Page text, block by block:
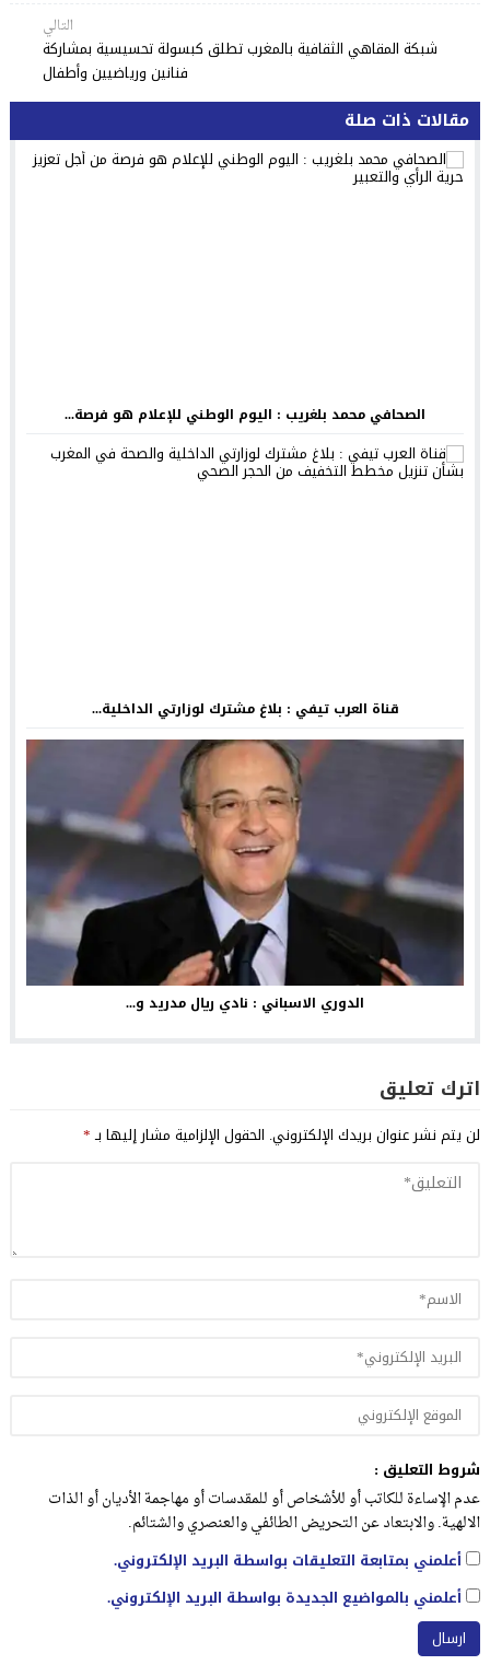
التالي
شبكة المقاهي الثقافية بالمغرب تطلق كبسولة تحسيسية بمشاركة
فنانين ورياضيين وأطفال
مقالات ذات صلة
الصحافي محمد بلغريب : اليوم الوطني للإعلام هو فرصة...
قناة العرب تيفي : بلاغ مشترك لوزارتي الداخلية...
الدوري الاسباني : نادي ريال مدريد و...
اترك تعليق
لن يتم نشر عنوان بريدك الإلكتروني. الحقول الإلزامية مشار إليها بـ*
شروط التعليق :
عدم الإساءة للكاتب أو للأشخاص أو للمقدسات أو مهاجمة الأديان أو الذات
الالهية. والابتعاد عن التحريض الطائفي والعنصري والشتائم.
أعلمني بمتابعة التعليقات بواسطة البريد الإلكتروني.
أعلمني بالمواضيع الجديدة بواسطة البريد الإلكتروني.